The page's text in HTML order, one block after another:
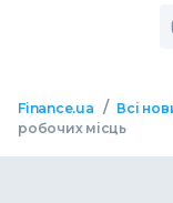
Finance.ua / Всі
робочих місць